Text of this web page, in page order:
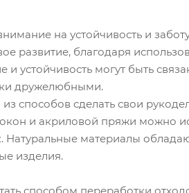
на устойчивость и
развитие, благодаря
и устойчивость могут быть
дружелюбными.
способов сделать свои
и акриловой пряжи можно
Натуральные материалы
изделия.